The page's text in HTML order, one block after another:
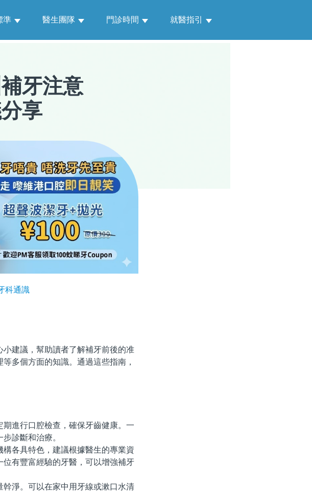
準 醫生團隊 門診時間 就醫指引
牙注意
享
科通識
建議，幫助讀者了解補牙前後的准
多個方面的知識。通過這些指南，
進行口腔檢查，確保牙齒健康。一
診斷和治療。
各具特色，建議根據醫生的專業資
有豐富經驗的牙醫，可以增強補牙
淨。可以在家中用牙線或漱口水清